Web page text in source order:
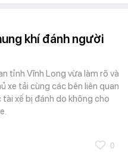
khí đánh người
tỉnh Vĩnh Long vừa làm rõ và
xe tải cùng các bên liên quan
tài xế bị đánh do không cho
0